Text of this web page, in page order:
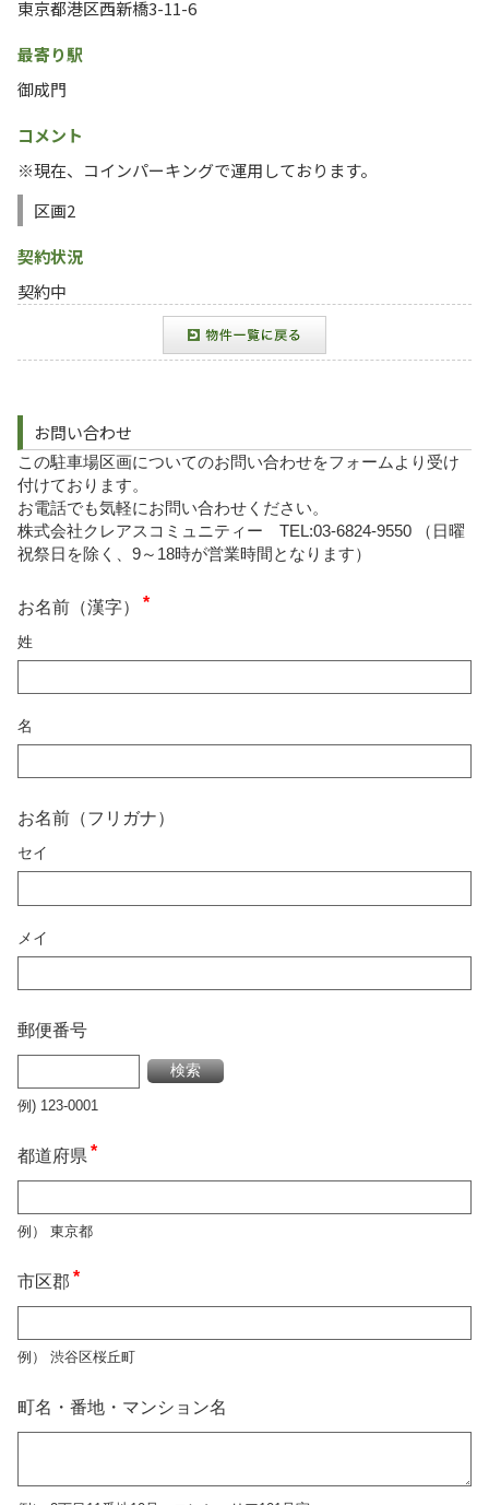
東京都港区西新橋3-11-6
最寄り駅
御成門
コメント
※現在、コインパーキングで運用しております。
区画2
契約状況
契約中
お問い合わせ